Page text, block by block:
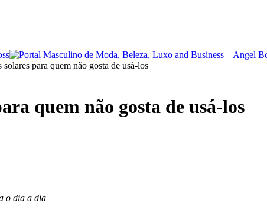
para quem não gosta de usá-los
quem não gosta de usá-los
o dia a dia